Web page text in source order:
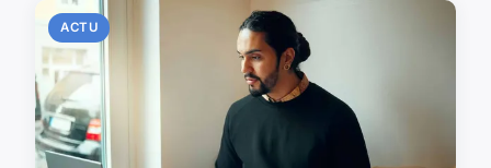
ACTU